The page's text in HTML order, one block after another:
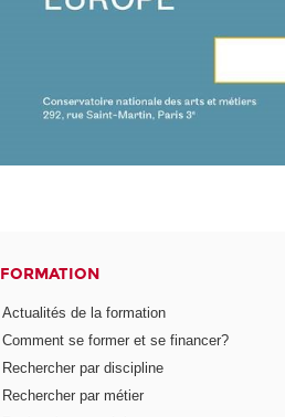
FORMATION
Actualités de la formation
Comment se former et se financer?
Rechercher par discipline
Rechercher par métier